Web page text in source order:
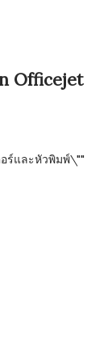
Officejet
ร์และหัวพิมพ์\""